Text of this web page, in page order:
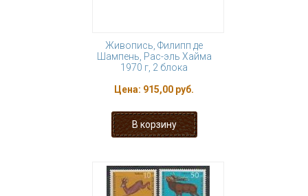
Живопись, Филипп де
Шампень, Рас-эль Хайма
1970 г, 2 блока
Цена: 915,00 руб.